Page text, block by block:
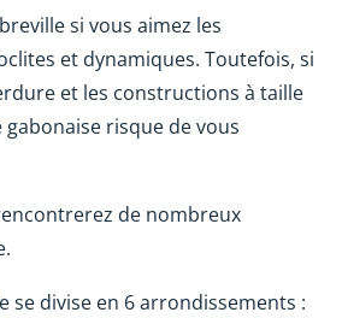
si vous aimez les
et dynamiques. Toutefois, si
et les constructions à taille
risque de vous
de nombreux
se divise en 6 arrondissements :